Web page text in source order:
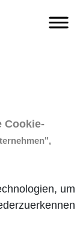
Cookie-Richtlinie
Cookie-
",
um